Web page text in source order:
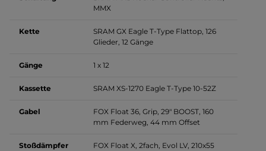
MMX
Kette
SRAM GX Eagle T-Type Flattop, 126
Glieder, 12 Gänge
Gänge 1 x 12
Kassette SRAM XS-1270 Eagle T-Type 10-52Z
Gabel
FOX Float 36, Grip, 29" BOOST, 160
mm Federweg, 44 mm Offset
Stoßdämpfer
FOX Float X, 2fach, Evol LV, 210x55